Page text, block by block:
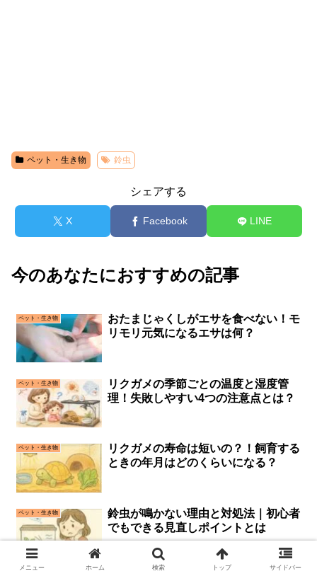
ペット・生き物 鈴虫
シェアする
X Facebook LINE
今のあなたにおすすめの記事
ペット・生き物
おたまじゃくしがエサを食べない！モ
リモリ元気になるエサは何？
ペット・生き物
リクガメの季節ごとの温度と湿度管
理！失敗しやすい4つの注意点とは？
ペット・生き物
リクガメの寿命は短いの？！飼育する
ときの年月はどのくらいになる？
ペット・生き物
鈴虫が鳴かない理由と対処法｜初心者
でもできる見直しポイントとは
メニュー ホーム 検索 トップ サイドバー